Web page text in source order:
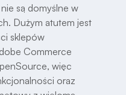
są domyślne w
Dużym atutem jest
sklepów
Commerce
więc
oraz